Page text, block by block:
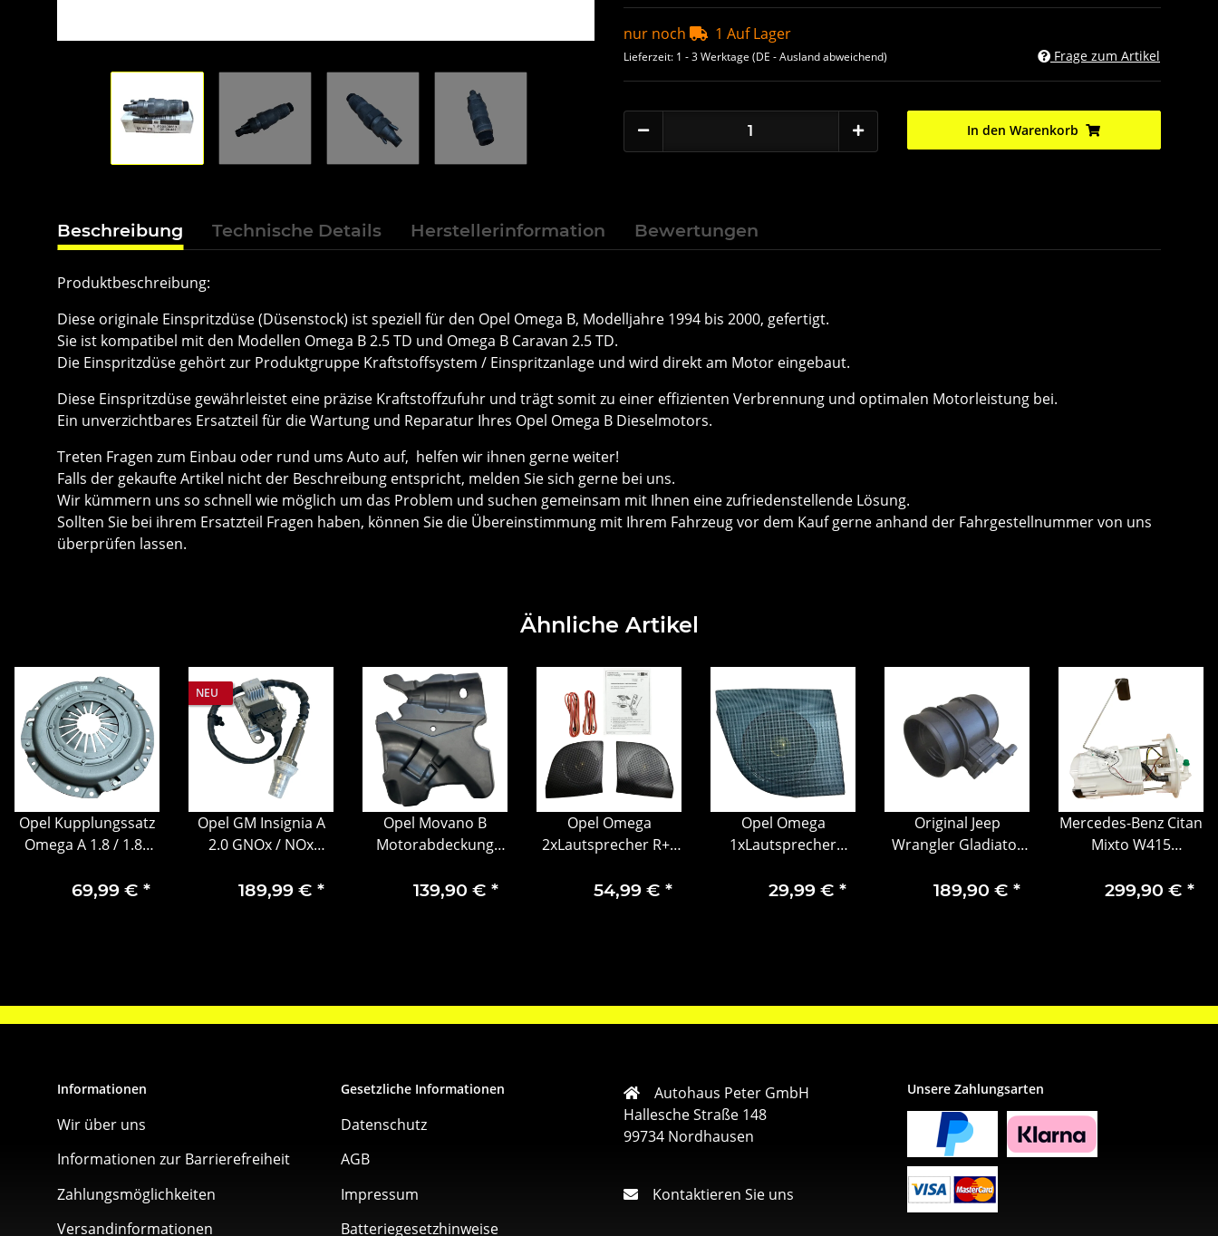
nur noch 1 Auf Lager
Lieferzeit: 1 - 3 Werktage (DE - Ausland abweichend) Frage zum Artikel
In den Warenkorb
Beschreibung Technische Details Herstellerinformation Bewertungen
Produktbeschreibung:
Diese originale Einspritzdüse (Düsenstock) ist speziell für den Opel Omega B, Modelljahre 1994 bis 2000, gefertigt.
Sie ist kompatibel mit den Modellen Omega B 2.5 TD und Omega B Caravan 2.5 TD.
Die Einspritzdüse gehört zur Produktgruppe Kraftstoffsystem / Einspritzanlage und wird direkt am Motor eingebaut.
Diese Einspritzdüse gewährleistet eine präzise Kraftstoffzufuhr und trägt somit zu einer effizienten Verbrennung und optimalen Motorleistung bei.
Ein unverzichtbares Ersatzteil für die Wartung und Reparatur Ihres Opel Omega B Dieselmotors.
Treten Fragen zum Einbau oder rund ums Auto auf, helfen wir ihnen gerne weiter!
Falls der gekaufte Artikel nicht der Beschreibung entspricht, melden Sie sich gerne bei uns.
Wir kümmern uns so schnell wie möglich um das Problem und suchen gemeinsam mit Ihnen eine zufriedenstellende Lösung.
Sollten Sie bei ihrem Ersatzteil Fragen haben, können Sie die Übereinstimmung mit Ihrem Fahrzeug vor dem Kauf gerne anhand der Fahrgestellnummer von uns
überprüfen lassen.
Ähnliche Artikel
Opel Kupplungssatz
Omega A 1.8 / 1.8S
90421635
69,99 € *
NEU
Opel GM Insignia A
2.0 GNOx / NOx
189,99 € *
Opel Movano B
Motorabdeckung
139,90 € *
Opel Omega
2xLautsprecher R+L
Ersatzlautsprecher
54,99 € *
Opel Omega
1xLautsprecher
1780886 –
29,99 € *
Original Jeep
Wrangler Gladiator
Luftmassenmesser
189,90 € *
Mercedes-Benz Citan
Mixto W415
A4154780001
299,90 € *
Informationen
Wir über uns
Informationen zur Barrierefreiheit
Zahlungsmöglichkeiten
Versandinformationen
Gesetzliche Informationen
Datenschutz
AGB
Impressum
Batteriegesetzhinweise
Autohaus Peter GmbH
Hallesche Straße 148
99734 Nordhausen
Kontaktieren Sie uns
Unsere Zahlungsarten